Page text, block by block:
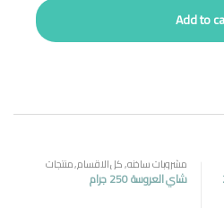
Add to
مشروبات ساخنه,كل الاقسام,منتجات
مصرية
شاي العروسة 250 جرام